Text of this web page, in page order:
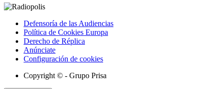
Defensoría de las Audiencias
Política de Cookies Europa
Derecho de Réplica
Anúnciate
Configuración de cookies
Copyright © - Grupo Prisa